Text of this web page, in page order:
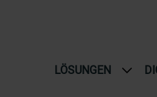
LÖSUNGEN